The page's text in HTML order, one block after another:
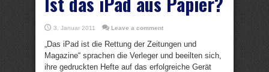
3. Januar 2011 Leave a comment
„Das iPad ist die Rettung der Zeitungen und
Magazine“ sprachen die Verleger und beeilten sich,
ihre gedruckten Hefte auf das erfolgreiche Gerät